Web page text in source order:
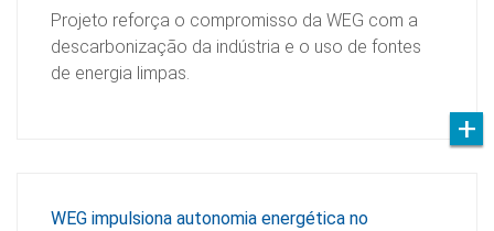
Projeto reforça o compromisso da WEG com a
descarbonização da indústria e o uso de fontes
de energia limpas.
WEG impulsiona autonomia energética no